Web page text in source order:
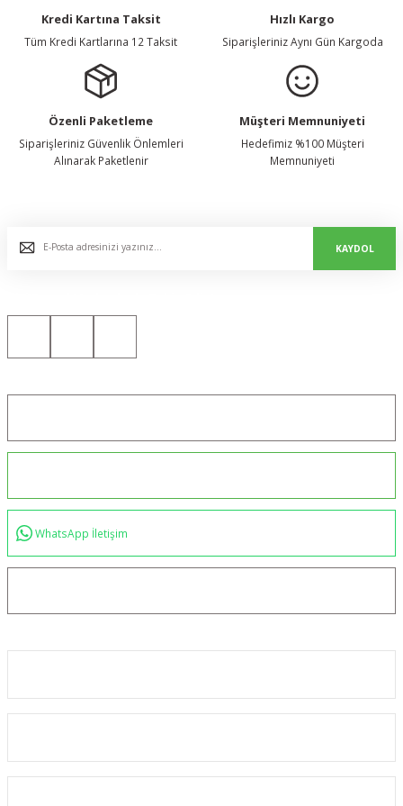
Kredi Kartına Taksit
Tüm Kredi Kartlarına 12 Taksit
Hızlı Kargo
Siparişleriniz Aynı Gün Kargoda
Özenli Paketleme
Siparişleriniz Güvenlik Önlemleri
Alınarak Paketlenir
Müşteri Memnuniyeti
Hedefimiz %100 Müşteri
Memnuniyeti
KAYDOL
WhatsApp İletişim